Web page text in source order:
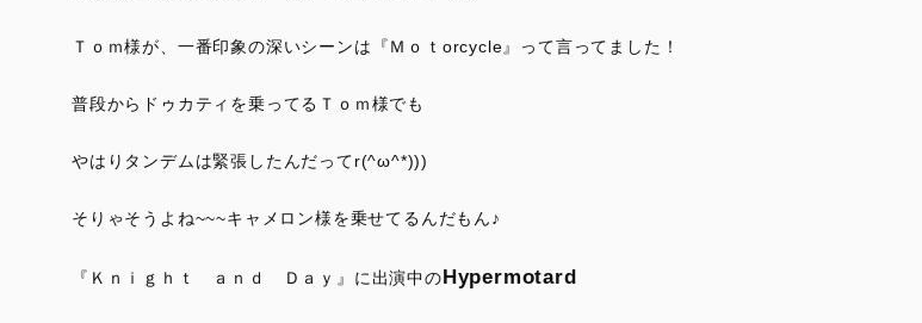
Ｔｏｍ様が、一番印象の深いシーンは『Ｍｏｔorcycle』って言ってました！
普段からドゥカティを乗ってるＴｏｍ様でも
やはりタンデムは緊張したんだってr(^ω^*)))
そりゃそうよね~~~キャメロン様を乗せてるんだもん♪
『Ｋｎｉｇｈｔ ａｎｄ Ｄａｙ』に出演中のHypermotard